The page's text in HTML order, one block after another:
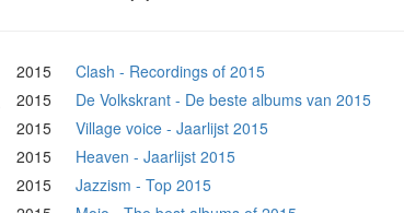
2015 Clash - Recordings of 2015
2015 De Volkskrant - De beste albums van 2015
2015 Village voice - Jaarlijst 2015
2015 Heaven - Jaarlijst 2015
2015 Jazzism - Top 2015